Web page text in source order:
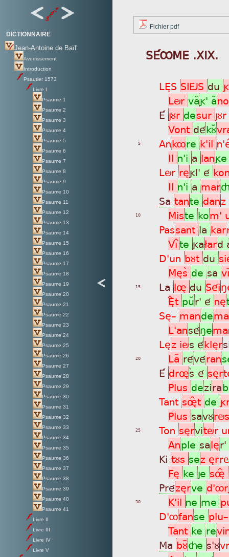
DICTIONNAIRE
Jean-Antoine de Baïf
Avertissement
Introduction
Psautier 1573
Livre I
Psaume 1
Psaume 2
Psaume 3
Psaume 4
Psaume 5
Psaume 6
Psaume 7
Psaume 8
Psaume 9
Psaume 10
Psaume 11
Psaume 12
Psaume 13
Psaume 14
Psaume 15
Psaume 16
Psaume 17
Psaume 18
Psaume 19
Psaume 20
Psaume 21
Psaume 22
Psaume 23
Psaume 24
Psaume 25
Psaume 26
Psaume 27
Psaume 28
Psaume 29
Psaume 30
Psaume 31
Psaume 32
Psaume 33
Psaume 34
Psaume 35
Psaume 36
Psaume 37
Psaume 38
Psaume 39
Psaume 40
Psaume 41
Livre II
Livre III
Livre IV
Livre V
Fichier pdf
SÉÔME .XIX.
LÈS SIÖS du
Lör vaÂg' aÂ
É jùr desur jùr
Vont dékùÂ
5 Ankôre k'il
Il n'i a lan
Lör règl' é
Il n'i a mar
Sa tante danz
10 Miste kom'
Passant la kar
Vìîte ga£ard
D'un bùt du
Mèsã de sa
15 La lø du Séi
ÈÎt puÂr' é nè
Sè_ mande
L'anséñe
Lèz iös éklèr
20 Laÿ révéran
É drøsá é sèr
Plus dezira
Tant søÎt de
Plus savù
25 Ton sèrvitör
Anple salèr'
Ki tùs sez èr
Fè ke je søÎ
Prézèrve d'ôr
30 K'il ne me
D'ôfanse
Tant ke re
Ma bùÿçe s'ù